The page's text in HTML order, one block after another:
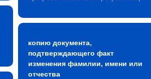
копию документа,
подтверждающего факт
изменения фамилии, имени или
отчества